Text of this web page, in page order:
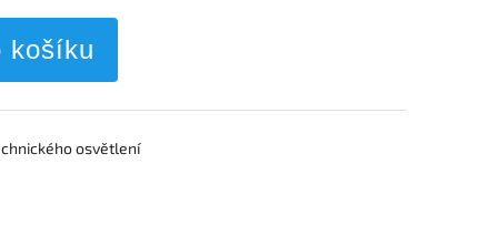
košíku
osvětlení